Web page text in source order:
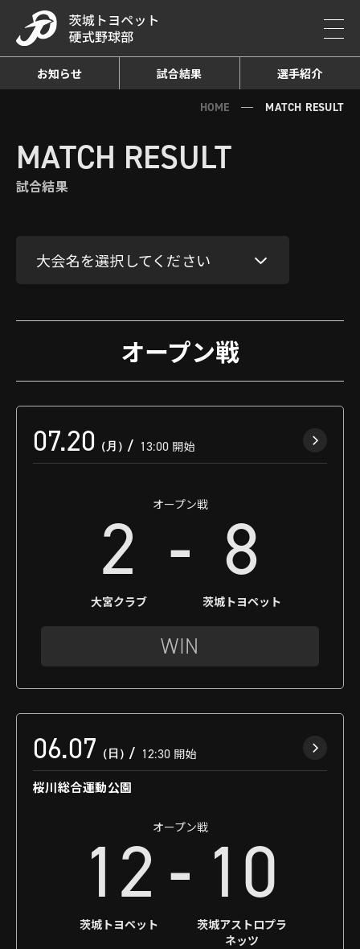
お知らせ 試合結果 選手紹介
HOME MATCH RESULT
MATCH RESULT
試合結果
大会名を選択してください
オープン戦
07.20 （月） 13:00 開始
オープン戦
2
大宮クラブ
- 8
茨城トヨペット
WIN
06.07 （日） 12:30 開始
桜川総合運動公園
オープン戦
12
茨城トヨペット
- 10
茨城アストロプラ
ネッツ